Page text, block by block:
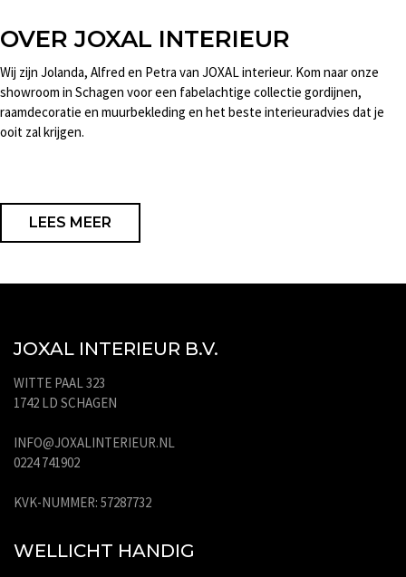
OVER JOXAL INTERIEUR
Wij zijn Jolanda, Alfred en Petra van JOXAL interieur. Kom naar onze
showroom in Schagen voor een fabelachtige collectie gordijnen,
raamdecoratie en muurbekleding en het beste interieuradvies dat je
ooit zal krijgen.
LEES MEER
JOXAL INTERIEUR B.V.
WITTE PAAL 323
1742 LD SCHAGEN
INFO@JOXALINTERIEUR.NL
0224 741902
KVK-NUMMER: 57287732
WELLICHT HANDIG